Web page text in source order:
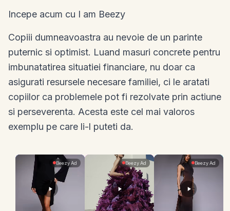
Incepe acum cu I am Beezy
Copiii dumneavoastra au nevoie de un parinte
puternic si optimist. Luand masuri concrete pentru
imbunatatirea situatiei financiare, nu doar ca
asigurati resursele necesare familiei, ci le aratati
copiilor ca problemele pot fi rezolvate prin actiune
si perseverenta. Acesta este cel mai valoros
exemplu pe care li-l puteti da.